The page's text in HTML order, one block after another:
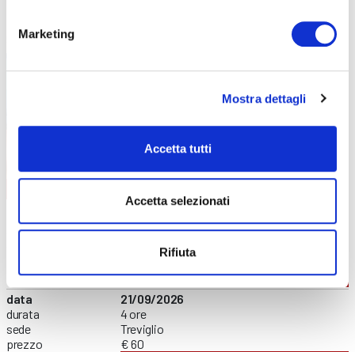
Marketing
Mostra dettagli
Accetta tutti
Accetta selezionati
Rifiuta
durata
4 ore
DETTAGLI E ISCRIZIONE
data
durata
sede
prezzo
21/09/2026
4 ore
Treviglio
€ 60